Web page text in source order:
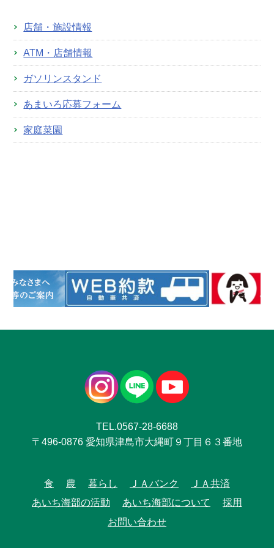
店舗・施設情報
ATM・店舗情報
ガソリンスタンド
あまいろ応募フォーム
家庭菜園
TEL.0567-28-6688
〒496-0876 愛知県津島市大縄町９丁目６３番地
食 農 暮らし ＪＡバンク
ＪＡ共済
あいち海部の活動
あいち海部について
採用
お問い合わせ